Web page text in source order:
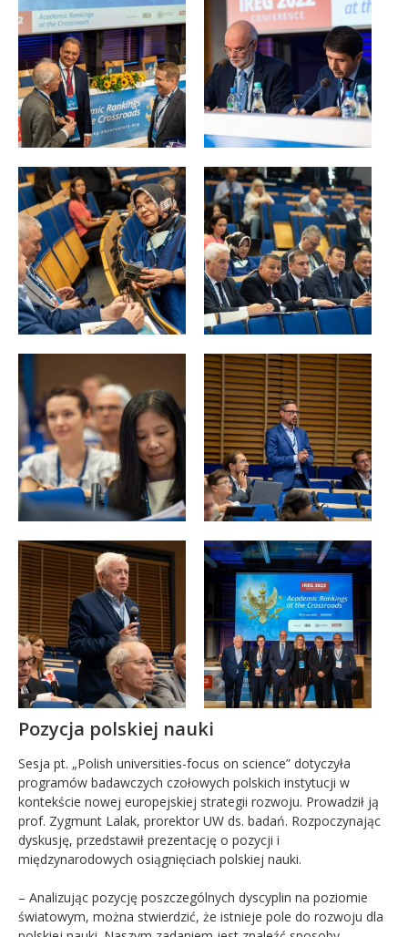
Pozycja polskiej nauki
Sesja pt. „Polish universities-focus on science” dotyczyła
programów badawczych czołowych polskich instytucji w
kontekście nowej europejskiej strategii rozwoju. Prowadził ją
prof. Zygmunt Lalak, prorektor UW ds. badań. Rozpoczynając
dyskusję, przedstawił prezentację o pozycji i
międzynarodowych osiągnięciach polskiej nauki.
– Analizując pozycję poszczególnych dyscyplin na poziomie
światowym, można stwierdzić, że istnieje pole do rozwoju dla